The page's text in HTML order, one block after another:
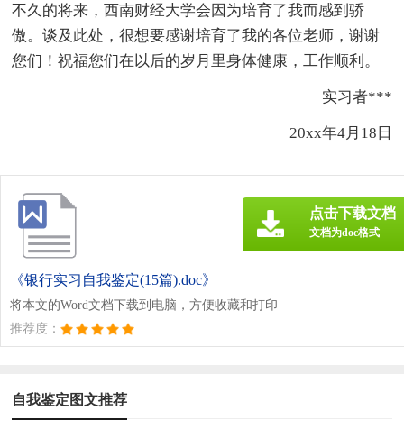
不久的将来，西南财经大学会因为培育了我而感到骄
傲。谈及此处，很想要感谢培育了我的各位老师，谢谢
您们！祝福您们在以后的岁月里身体健康，工作顺利。
实习者***
20xx年4月18日
《银行实习自我鉴定(15篇).doc》
将本文的Word文档下载到电脑，方便收藏和打印
推荐度：
点击下载文档
文档为doc格式
自我鉴定图文推荐